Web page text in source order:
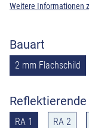
Weitere Informationen
Bauart
2 mm Flachschild
Reflektierende
RA 1 RA 2